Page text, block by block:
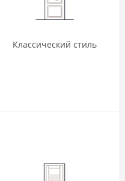
Классический стиль